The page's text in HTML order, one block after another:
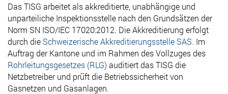
Das TISG arbeitet als akkreditierte, unabhängige und
unparteiliche Inspektionsstelle nach den Grundsätzen der
Norm SN ISO/IEC 17020:2012. Die Akkreditierung erfolgt
durch dieSchweizerische Akkreditierungsstelle SAS. Im
Auftrag der Kantone und im Rahmen des Vollzuges des
Rohrleitungsgesetzes (RLG) auditiert das TISG die
Netzbetreiber und prüft die Betriebssicherheit von
Gasnetzen und Gasanlagen.